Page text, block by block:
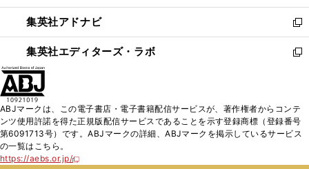
開
く
ウ
で
開
く
ン
ド
ウ
で
ウ
ィ
ン
ド
く
集英社アドナビ
新
し
い
ド
ウ
で
集英社エディターズ・ラボ
新
ィ
ン
ABJマークは、この電子書店・電子書籍配信サービスが、著作権者からコンテ
ンツ使用許諾を得た正規版配信サービスであることを示す登録商標（登録番号
第6091713号）です。ABJマークの詳細、ABJマークを掲示しているサービス
の一覧はこちら。
https://aebs.or.jp/
新